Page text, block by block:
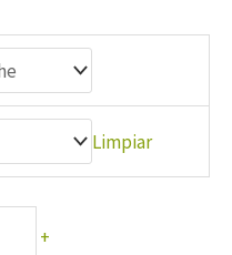
Limpiar
+